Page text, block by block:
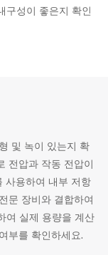
구성이 좋은지 확인
및 녹이 있는지 확
전압과 작동 전압이
사용하여 내부 저항
문 장비와 결합하여
여 실제 용량을 계산
부를 확인하세요.